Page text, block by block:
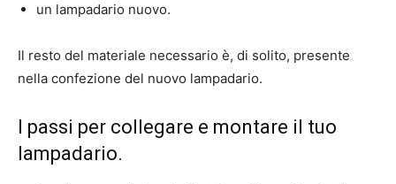
un lampadario nuovo.
Il resto del materiale necessario è, di solito, presente
nella confezione del nuovo lampadario.
I passi per collegare e montare il tuo
lampadario.